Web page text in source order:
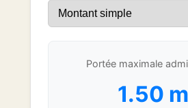
Portée maximale
1.50 m